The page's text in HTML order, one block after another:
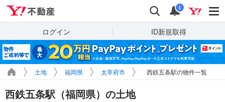
検索 通知
i
ログイン ID新規取得
土地 福岡県 太宰府市 西鉄五条駅の物件一覧
西鉄五条駅（福岡県）の土地